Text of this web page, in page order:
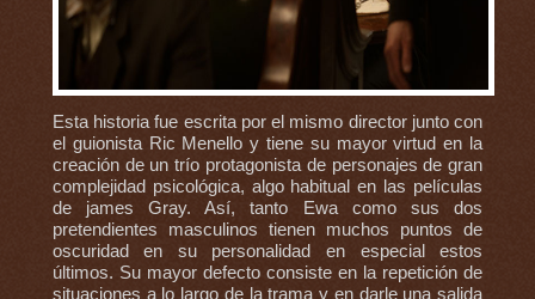
Esta historia fue escrita por el mismo director junto con
el guionista Ric Menello y tiene su mayor virtud en la
creación de un trío protagonista de personajes de gran
complejidad psicológica, algo habitual en las películas
de james Gray. Así, tanto Ewa como sus dos
pretendientes masculinos tienen muchos puntos de
oscuridad en su personalidad en especial estos
últimos. Su mayor defecto consiste en la repetición de
situaciones a lo largo de la trama y en darle una salida